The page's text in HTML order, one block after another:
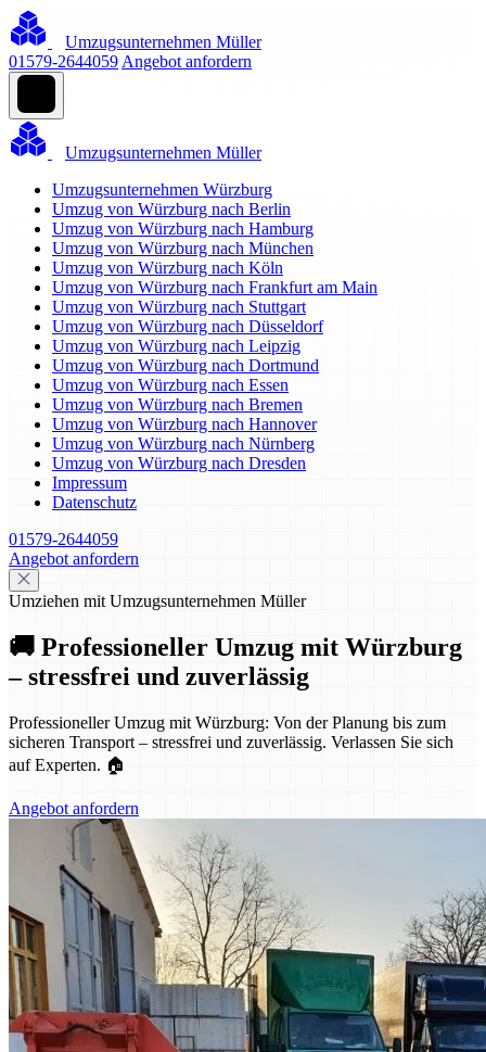
Umzugsunternehmen Müller
01579-2644059 Angebot anfordern
Umzugsunternehmen Müller
Umzugsunternehmen Würzburg
Umzug von Würzburg nach Berlin
Umzug von Würzburg nach Hamburg
Umzug von Würzburg nach München
Umzug von Würzburg nach Köln
Umzug von Würzburg nach Frankfurt am Main
Umzug von Würzburg nach Stuttgart
Umzug von Würzburg nach Düsseldorf
Umzug von Würzburg nach Leipzig
Umzug von Würzburg nach Dortmund
Umzug von Würzburg nach Essen
Umzug von Würzburg nach Bremen
Umzug von Würzburg nach Hannover
Umzug von Würzburg nach Nürnberg
Umzug von Würzburg nach Dresden
Impressum
Datenschutz
01579-2644059
Angebot anfordern
Umziehen mit Umzugsunternehmen Müller
🚚 Professioneller Umzug mit Würzburg
– stressfrei und zuverlässig
Professioneller Umzug mit Würzburg: Von der Planung bis zum
sicheren Transport – stressfrei und zuverlässig. Verlassen Sie sich
auf Experten. 🏠
Angebot anfordern